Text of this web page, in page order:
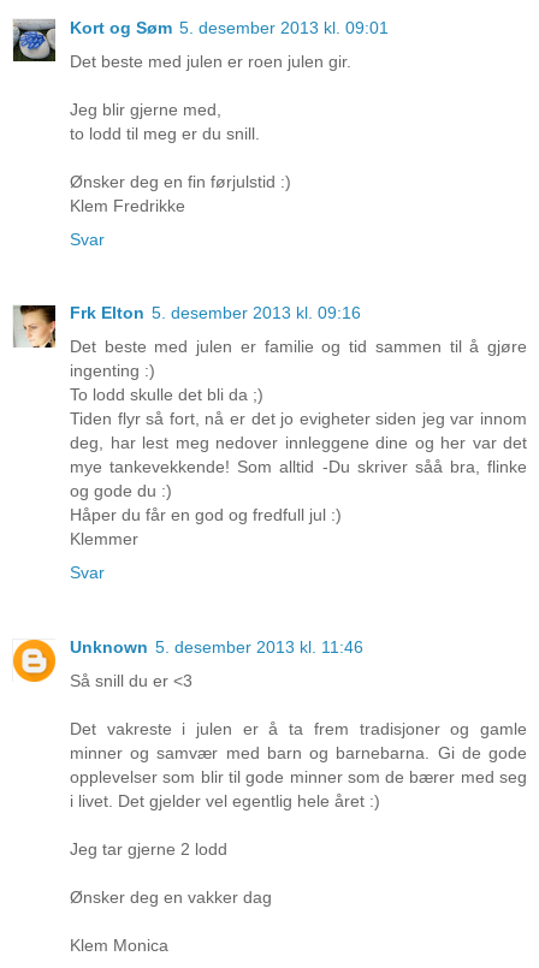
Kort og Søm 5. desember 2013 kl. 09:01
Det beste med julen er roen julen gir.
Jeg blir gjerne med,
to lodd til meg er du snill.
Ønsker deg en fin førjulstid :)
Klem Fredrikke
Svar
Frk Elton 5. desember 2013 kl. 09:16
Det beste med julen er familie og tid sammen til å gjøre
ingenting :)
To lodd skulle det bli da ;)
Tiden flyr så fort, nå er det jo evigheter siden jeg var innom
deg, har lest meg nedover innleggene dine og her var det
mye tankevekkende! Som alltid -Du skriver såå bra, flinke
og gode du :)
Håper du får en god og fredfull jul :)
Klemmer
Svar
Unknown 5. desember 2013 kl. 11:46
Så snill du er <3
Det vakreste i julen er å ta frem tradisjoner og gamle
minner og samvær med barn og barnebarna. Gi de gode
opplevelser som blir til gode minner som de bærer med seg
i livet. Det gjelder vel egentlig hele året :)
Jeg tar gjerne 2 lodd
Ønsker deg en vakker dag
Klem Monica